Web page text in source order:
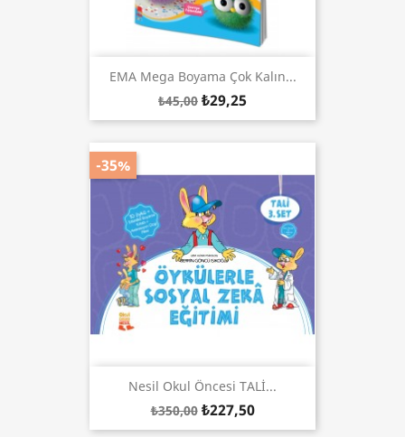
EMA Mega Boyama Çok Kalın...
₺45,00 ₺29,25
Nesil Okul Öncesi TALİ...
₺350,00 ₺227,50
-35%